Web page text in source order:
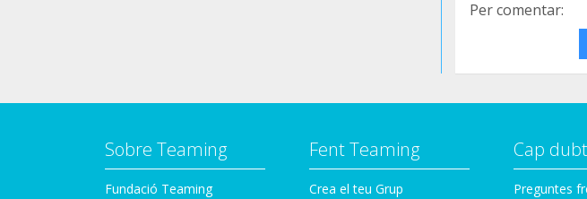
Per comentar:
Sobre Teaming
Fundació Teaming
Fent Teaming
Crea el teu Grup
Cap
Preguntes